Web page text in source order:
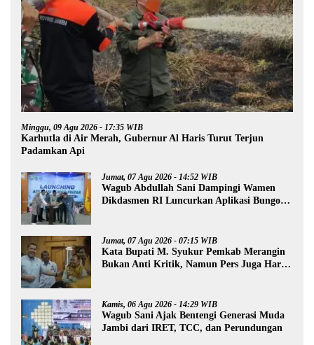
Minggu, 09 Agu 2026 - 17:35 WIB
Karhutla di Air Merah, Gubernur Al Haris Turut Terjun
Padamkan Api
Jumat, 07 Agu 2026 - 14:52 WIB
Wagub Abdullah Sani Dampingi Wamen
Dikdasmen RI Luncurkan Aplikasi Bungo
Jumat, 07 Agu 2026 - 07:15 WIB
Kata Bupati M. Syukur Pemkab Merangin
Bukan Anti Kritik, Namun Pers Juga Harus
Kamis, 06 Agu 2026 - 14:29 WIB
Wagub Sani Ajak Bentengi Generasi Muda
Jambi dari IRET, TCC, dan Perundungan